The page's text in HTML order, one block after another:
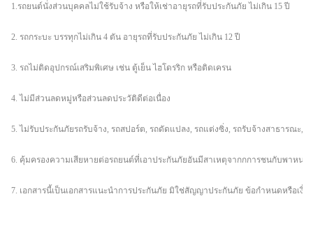
1.รถยนต์นั่งส่วนบุคคลไม่ใช้รับจ้าง หรือให้เช่าอายุรถที่รับประกันภัย ไม่เกิน 15 ปี
2. รถกระบะ บรรทุกไม่เกิน 4 ตัน อายุรถที่รับประกันภัย ไม่เกิน 12 ปี
3. รถไม่ติดอุปกรณ์เสริมพิเศษ เช่น ตู้เย็น ไฮโดรริก หรือติดเครน
4. ไม่มีส่วนลดหมู่หรือส่วนลดประวัติดีต่อเนื่อง
5. ไม่รับประกันภัยรถรับจ้าง, รถสปอร์ต, รถดัดแปลง, รถแต่งซิ่ง, รถรับจ้างสาธารณะ, ร
6. คุ้มครองความเสียหายต่อรถยนต์ที่เอาประกันภัยอันมีสาเหตุจากกการชนกับพาหนะ
7. เอกสารนี้เป็นเอกสารแนะนำการประกันภัย มิใช่สัญญาประกันภัย ข้อกำหนดหรือเงื่